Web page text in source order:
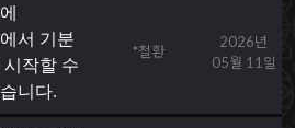
서 기분
시작할 수
니다.
*철환
2026년
05월 11일